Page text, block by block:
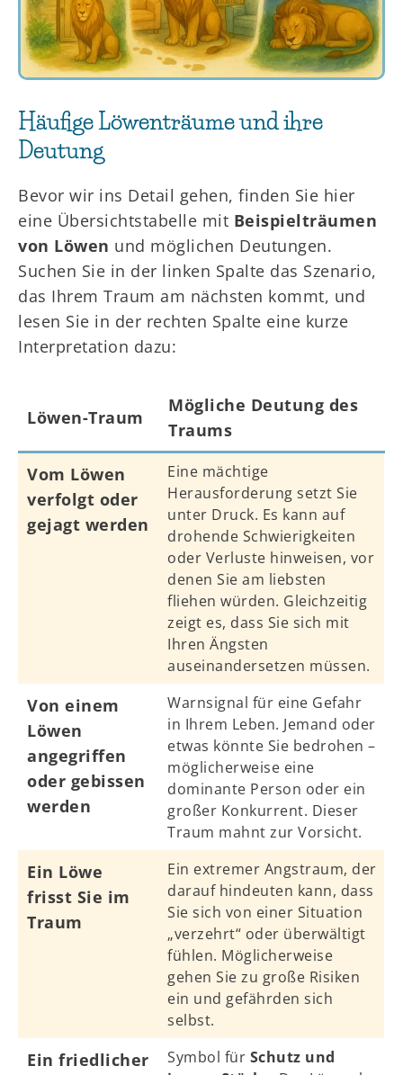
Häufige Löwenträume und ihre
Deutung
Bevor wir ins Detail gehen, finden Sie hier
eine Übersichtstabelle mit Beispielträumen
von Löwen und möglichen Deutungen.
Suchen Sie in der linken Spalte das Szenario,
das Ihrem Traum am nächsten kommt, und
lesen Sie in der rechten Spalte eine kurze
Interpretation dazu:
Löwen-Traum
Mögliche Deutung des
Traums
Vom Löwen
verfolgt oder
gejagt werden
Eine mächtige
Herausforderung setzt Sie
unter Druck. Es kann auf
drohende Schwierigkeiten
oder Verluste hinweisen, vor
denen Sie am liebsten
fliehen würden. Gleichzeitig
zeigt es, dass Sie sich mit
Ihren Ängsten
auseinandersetzen müssen.
Von einem
Löwen
angegriffen
oder gebissen
werden
Warnsignal für eine Gefahr
in Ihrem Leben. Jemand oder
etwas könnte Sie bedrohen –
möglicherweise eine
dominante Person oder ein
großer Konkurrent. Dieser
Traum mahnt zur Vorsicht.
Ein Löwe
frisst Sie im
Traum
Ein extremer Angstraum, der
darauf hindeuten kann, dass
Sie sich von einer Situation
„verzehrt“ oder überwältigt
fühlen. Möglicherweise
gehen Sie zu große Risiken
ein und gefährden sich
selbst.
Ein friedlicher
Symbol für Schutz und